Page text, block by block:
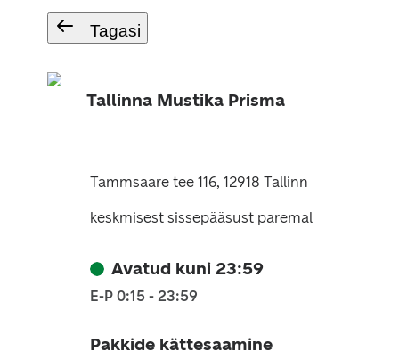
Tagasi
Tallinna Mustika Prisma
Tammsaare tee 116, 12918 Tallinn
keskmisest sissepääsust paremal
Avatud kuni 23:59
E-P 0:15 - 23:59
Pakkide kättesaamine